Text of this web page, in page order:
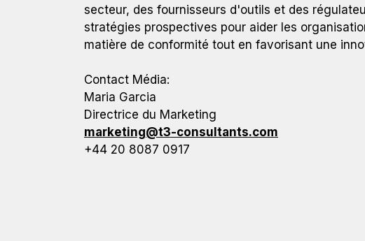
secteur, des fournisseurs d'outils et des
stratégies prospectives pour aider les
matière de conformité tout en favorisant une
Contact Média:
Maria Garcia
Directrice du Marketing
marketing@t3-consultants.com
+44 20 8087 0917